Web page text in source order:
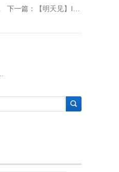
下一篇： 【明天见】IIC Shanghai 2025：同期峰会论坛展商名单全攻略